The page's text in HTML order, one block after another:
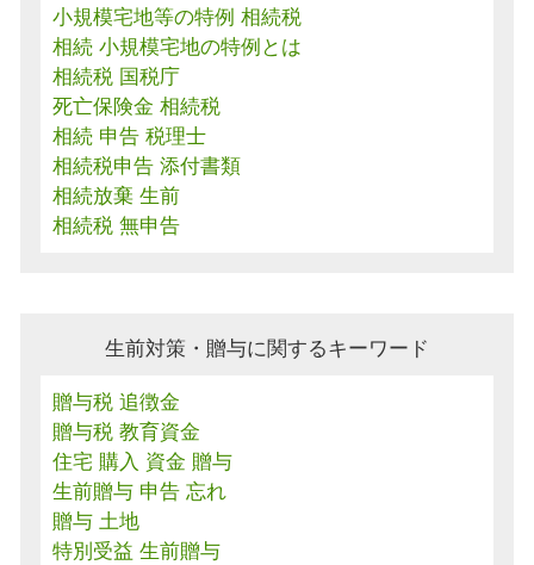
小規模宅地等の特例 相続税
相続 小規模宅地の特例とは
相続税 国税庁
死亡保険金 相続税
相続 申告 税理士
相続税申告 添付書類
相続放棄 生前
相続税 無申告
生前対策・贈与に関するキーワード
贈与税 追徴金
贈与税 教育資金
住宅 購入 資金 贈与
生前贈与 申告 忘れ
贈与 土地
特別受益 生前贈与